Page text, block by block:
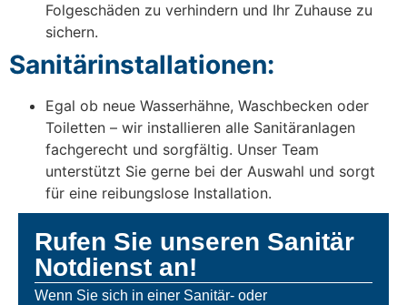
Folgeschäden zu verhindern und Ihr Zuhause zu
sichern.
Sanitärinstallationen:
Egal ob neue Wasserhähne, Waschbecken oder
Toiletten – wir installieren alle Sanitäranlagen
fachgerecht und sorgfältig. Unser Team
unterstützt Sie gerne bei der Auswahl und sorgt
für eine reibungslose Installation.
Rufen Sie unseren Sanitär
Notdienst an!
Wenn Sie sich in einer Sanitär- oder